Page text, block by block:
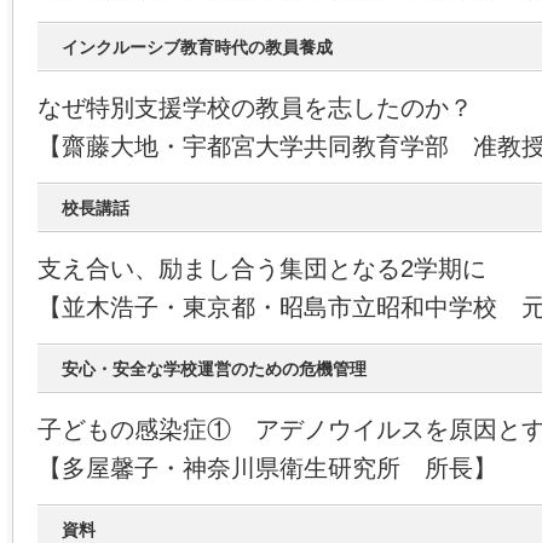
インクルーシブ教育時代の教員養成
なぜ特別支援学校の教員を志したのか？
【齋藤大地・宇都宮大学共同教育学部 准教
校長講話
支え合い、励まし合う集団となる2学期に
【並木浩子・東京都・昭島市立昭和中学校
安心・安全な学校運営のための危機管理
子どもの感染症① アデノウイルスを原因と
【多屋馨子・神奈川県衛生研究所 所長】
資料